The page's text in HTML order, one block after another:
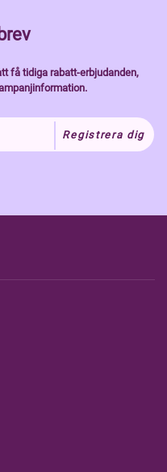
få tidiga rabatt-erbjudanden,
Registrera dig